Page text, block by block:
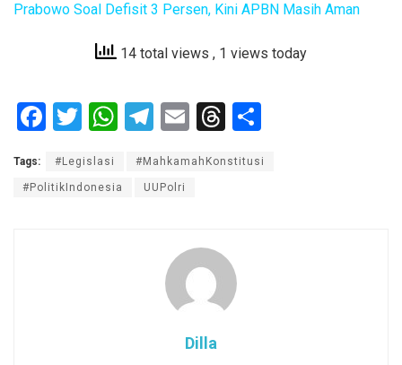
Prabowo Soal Defisit 3 Persen, Kini APBN Masih Aman
14 total views , 1 views today
F
ce
b
T
tt
er
W
at
s
T
e
gr
m
E
ail
T
e
s
ar
Tags: #Legislasi #MahkamahKonstitusi
#PolitikIndonesia UUPolri
Dilla